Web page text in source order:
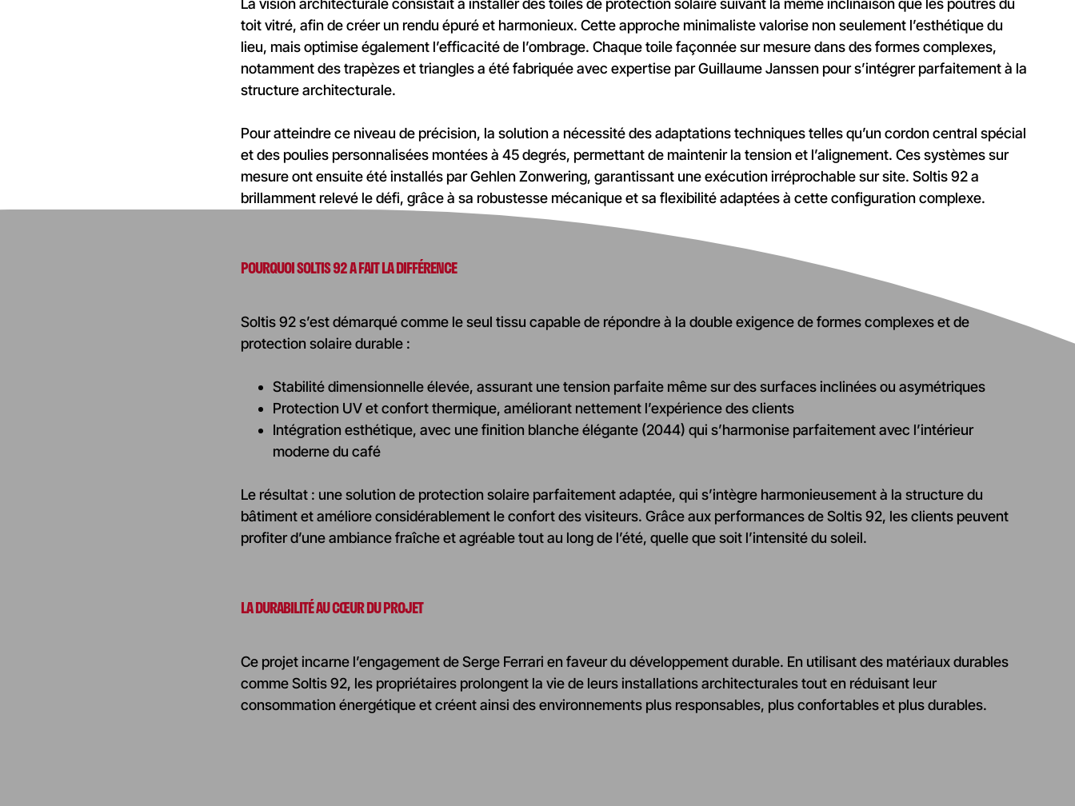
toit vitré, afin de créer un rendu épuré et harmonieux. Cette approche minimaliste valorise non seulement l’esthétique du
lieu, mais optimise également l’efficacité de l’ombrage. Chaque toile façonnée sur mesure dans des formes complexes,
notamment des trapèzes et triangles a été fabriquée avec expertise par Guillaume Janssen pour s’intégrer parfaitement à la
structure architecturale.
Pour atteindre ce niveau de précision, la solution a nécessité des adaptations techniques telles qu’un cordon central spécial
et des poulies personnalisées montées à 45 degrés, permettant de maintenir la tension et l’alignement. Ces systèmes sur
mesure ont ensuite été installés par Gehlen Zonwering, garantissant une exécution irréprochable sur site. Soltis 92 a
brillamment relevé le défi, grâce à sa robustesse mécanique et sa flexibilité adaptées à cette configuration complexe.
POURQUOI SOLTIS 92 A FAIT LA DIFFÉRENCE
Soltis 92 s’est démarqué comme le seul tissu capable de répondre à la double exigence de formes complexes et de
protection solaire durable :
Stabilité dimensionnelle élevée, assurant une tension parfaite même sur des surfaces inclinées ou asymétriques
Protection UV et confort thermique, améliorant nettement l’expérience des clients
Intégration esthétique, avec une finition blanche élégante (2044) qui s’harmonise parfaitement avec l’intérieur
moderne du café
Le résultat : une solution de protection solaire parfaitement adaptée, qui s’intègre harmonieusement à la structure du
bâtiment et améliore considérablement le confort des visiteurs. Grâce aux performances de Soltis 92, les clients peuvent
profiter d’une ambiance fraîche et agréable tout au long de l’été, quelle que soit l’intensité du soleil.
LA DURABILITÉ AU CŒUR DU PROJET
Ce projet incarne l’engagement de Serge Ferrari en faveur du développement durable. En utilisant des matériaux durables
comme Soltis 92, les propriétaires prolongent la vie de leurs installations architecturales tout en réduisant leur
consommation énergétique et créent ainsi des environnements plus responsables, plus confortables et plus durables.